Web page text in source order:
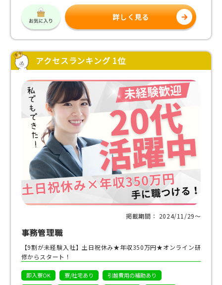
詳しく見る
アクセスランキング 1位
掲載期間： 2024/11/29〜
事務管理職
【9割が未経験入社】土日祝休み★年収350万円★オンライン研
修からスタート！
即入寮OK 寮/社宅あり
引越費用の補助あり